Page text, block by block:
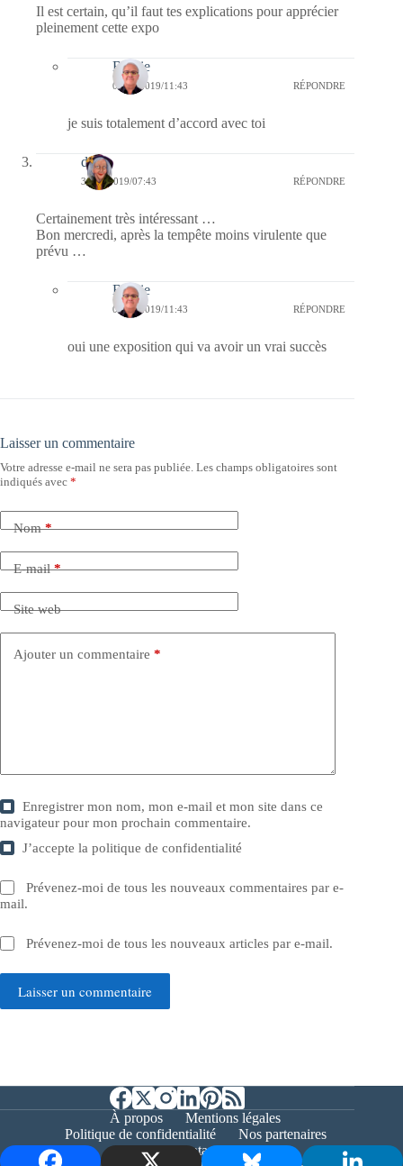
Il est certain, qu’il faut tes explications pour apprécier
pleinement cette expo
Bernie
02/02/2019/11:43 RÉPONDRE
je suis totalement d’accord avec toi
dom
30/01/2019/07:43 RÉPONDRE
Certainement très intéressant …
Bon mercredi, après la tempête moins virulente que
prévu …
Bernie
02/02/2019/11:43 RÉPONDRE
oui une exposition qui va avoir un vrai succès
Laisser un commentaire
Votre adresse e-mail ne sera pas publiée. Les champs obligatoires sont
indiqués avec *
Nom*
E-mail*
Site web
Ajouter un commentaire *
Enregistrer mon nom, mon e-mail et mon site dans ce
navigateur pour mon prochain commentaire.
J’accepte lapolitique de confidentialité
Prévenez-moi de tous les nouveaux commentaires par e-
mail.
Prévenez-moi de tous les nouveaux articles par e-mail.
Laisser un commentaire
À propos
Mentions légales
Politique de confidentialité
Nos partenaires
Contact